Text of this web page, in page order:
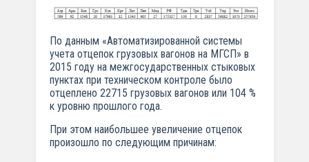
По данным «Автоматизированной системы
учета отцепок грузовых вагонов на МГСП» в
2015 году на межгосударственных стыковых
пунктах при техническом контроле было
отцеплено 22715 грузовых вагонов или 104 %
к уровню прошлого года.
При этом наибольшее увеличение отцепок
произошло по следующим причинам: